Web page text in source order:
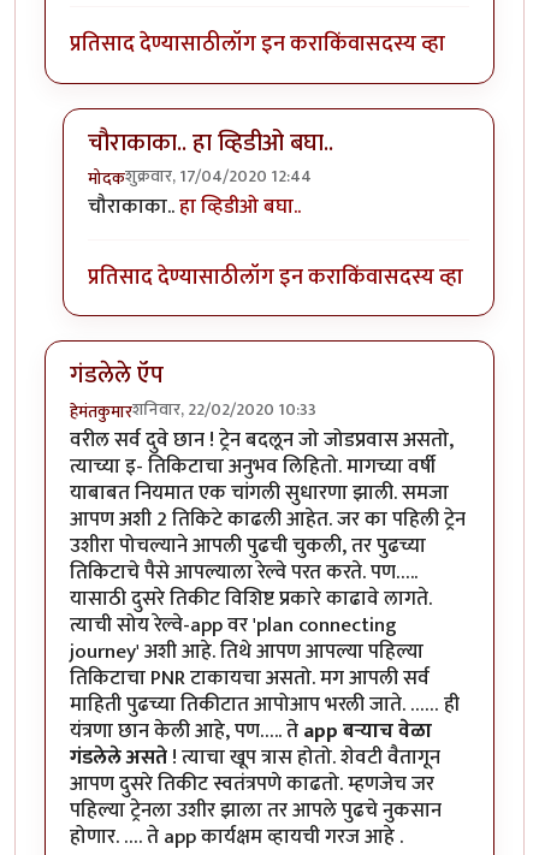
प्रतिसाद देण्यासाठीलॉग इन कराकिंवासदस्य व्हा
चौराकाका.. हा व्हिडीओ बघा..
मोदकशुक्रवार, 17/04/2020 12:44
In reply toअंकाई पेक्षा वेगळाच प्रकार " विल्यमस लूप "
चौराकाका..हा व्हिडीओ बघा..
प्रतिसाद देण्यासाठीलॉग इन कराकिंवासदस्य व्हा
गंडलेले ऍप
हेमंतकुमारशनिवार, 22/02/2020 10:33
वरील सर्व दुवे छान ! ट्रेन बदलून जो जोडप्रवास असतो,
त्याच्या इ- तिकिटाचा अनुभव लिहितो. मागच्या वर्षी
याबाबत नियमात एक चांगली सुधारणा झाली. समजा
आपण अशी 2 तिकिटे काढली आहेत. जर का पहिली ट्रेन
उशीरा पोचल्याने आपली पुढची चुकली, तर पुढच्या
तिकिटाचे पैसे आपल्याला रेल्वे परत करते. पण…..
यासाठी दुसरे तिकीट विशिष्ट प्रकारे काढावे लागते.
त्याची सोय रेल्वे-app वर 'plan connecting
journey' अशी आहे. तिथे आपण आपल्या पहिल्या
तिकिटाचा PNR टाकायचा असतो. मग आपली सर्व
माहिती पुढच्या तिकीटात आपोआप भरली जाते. …… ही
यंत्रणा छान केली आहे, पण….. तेapp बऱ्याच वेळा
गंडलेले असते! त्याचा खूप त्रास होतो. शेवटी वैतागून
आपण दुसरे तिकीट स्वतंत्रपणे काढतो. म्हणजेच जर
पहिल्या ट्रेनला उशीर झाला तर आपले पुढचे नुकसान
होणार. …. ते app कार्यक्षम व्हायची गरज आहे .